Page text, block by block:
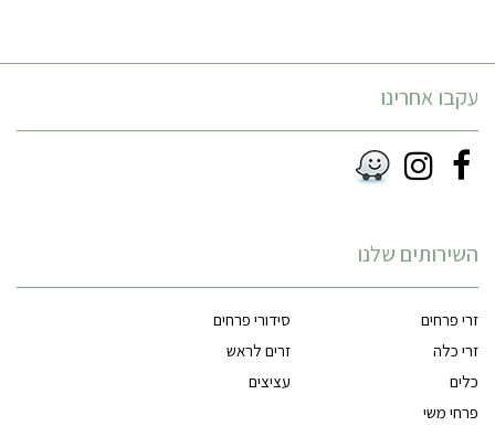
עקבו אחרינו
השירותים שלנו
זרי פרחים
סידורי פרחים
זרי כלה
זרים לראש
כלים
עציצים
פרחי משי